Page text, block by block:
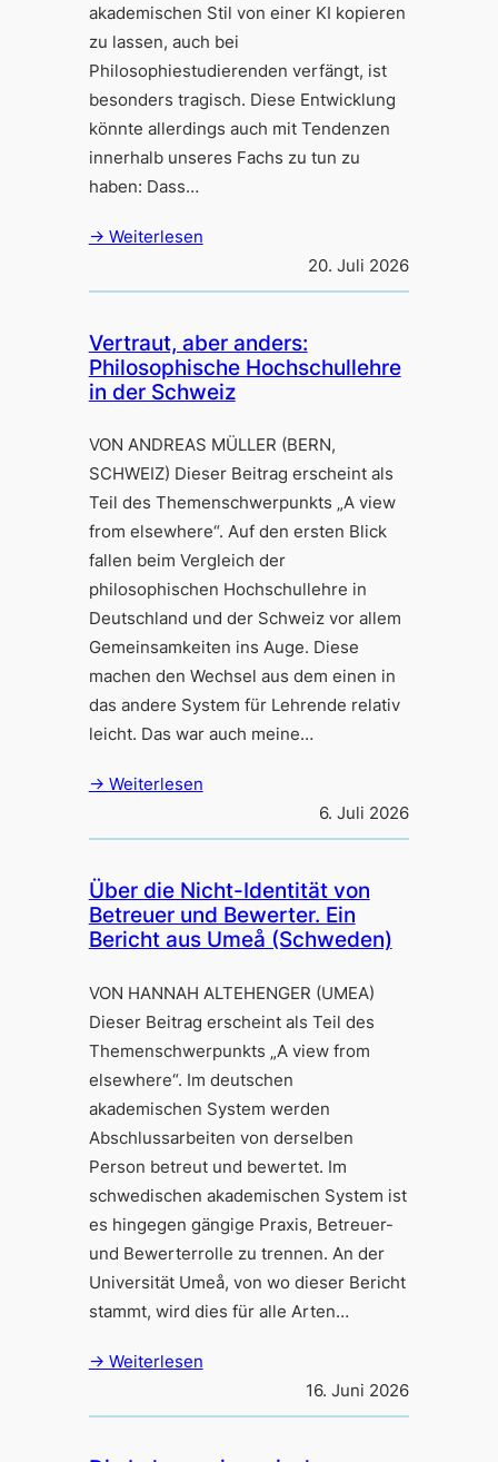
akademischen Stil von einer KI kopieren
zu lassen, auch bei
Philosophiestudierenden verfängt, ist
besonders tragisch. Diese Entwicklung
könnte allerdings auch mit Tendenzen
innerhalb unseres Fachs zu tun zu
haben: Dass…
→ Weiterlesen
20. Juli 2026
Vertraut, aber anders:
Philosophische Hochschullehre
in der Schweiz
VON ANDREAS MÜLLER (BERN,
SCHWEIZ) Dieser Beitrag erscheint als
Teil des Themenschwerpunkts „A view
from elsewhere“. Auf den ersten Blick
fallen beim Vergleich der
philosophischen Hochschullehre in
Deutschland und der Schweiz vor allem
Gemeinsamkeiten ins Auge. Diese
machen den Wechsel aus dem einen in
das andere System für Lehrende relativ
leicht. Das war auch meine…
→ Weiterlesen
6. Juli 2026
Über die Nicht-Identität von
Betreuer und Bewerter. Ein
Bericht aus Umeå (Schweden)
VON HANNAH ALTEHENGER (UMEA)
Dieser Beitrag erscheint als Teil des
Themenschwerpunkts „A view from
elsewhere“. Im deutschen
akademischen System werden
Abschlussarbeiten von derselben
Person betreut und bewertet. Im
schwedischen akademischen System ist
es hingegen gängige Praxis, Betreuer-
und Bewerterrolle zu trennen. An der
Universität Umeå, von wo dieser Bericht
stammt, wird dies für alle Arten…
→ Weiterlesen
16. Juni 2026